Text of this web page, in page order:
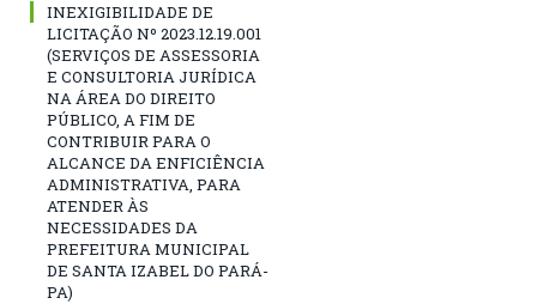
INEXIGIBILIDADE DE
LICITAÇÃO Nº 2023.12.19.001
(SERVIÇOS DE ASSESSORIA
E CONSULTORIA JURÍDICA
NA ÁREA DO DIREITO
PÚBLICO, A FIM DE
CONTRIBUIR PARA O
ALCANCE DA ENFICIÊNCIA
ADMINISTRATIVA, PARA
ATENDER ÀS
NECESSIDADES DA
PREFEITURA MUNICIPAL
DE SANTA IZABEL DO PARÁ-
PA)